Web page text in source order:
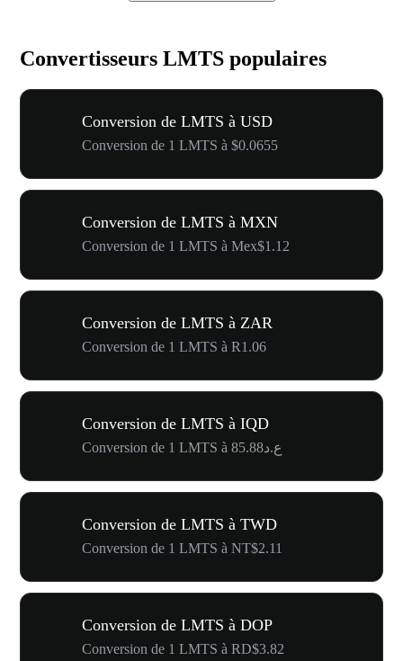
Convertisseurs LMTS populaires
Conversion de LMTS à USD
Conversion de 1 LMTS à $0.0655
Conversion de LMTS à MXN
Conversion de 1 LMTS à Mex$1.12
Conversion de LMTS à ZAR
Conversion de 1 LMTS à R1.06
Conversion de LMTS à IQD
Conversion de 1 LMTS à ع.د85.88
Conversion de LMTS à TWD
Conversion de 1 LMTS à NT$2.11
Conversion de LMTS à DOP
Conversion de 1 LMTS à RD$3.82